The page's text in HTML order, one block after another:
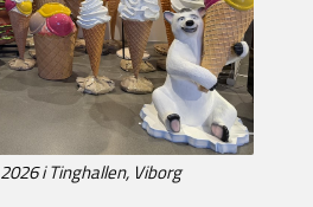
i Tinghallen, Viborg